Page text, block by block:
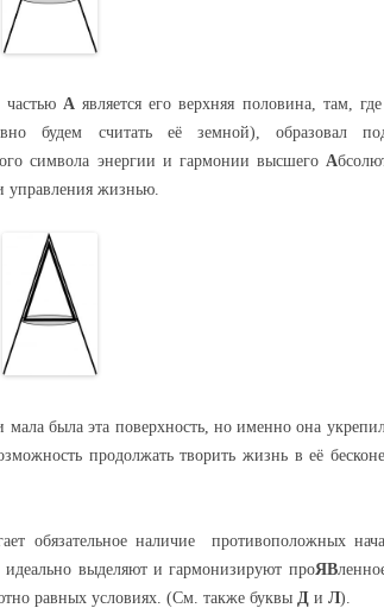
А является его верхняя половина, там, где
будем считать её земной), образовал
символа энергии и гармонии высшего А
управления жизнью.
была эта поверхность, но именно она
продолжать творить жизнь в её
обязательное наличие противоположных
выделяют и гармонизируют проЯВ
равных условиях. (См. также буквы Д и Л).